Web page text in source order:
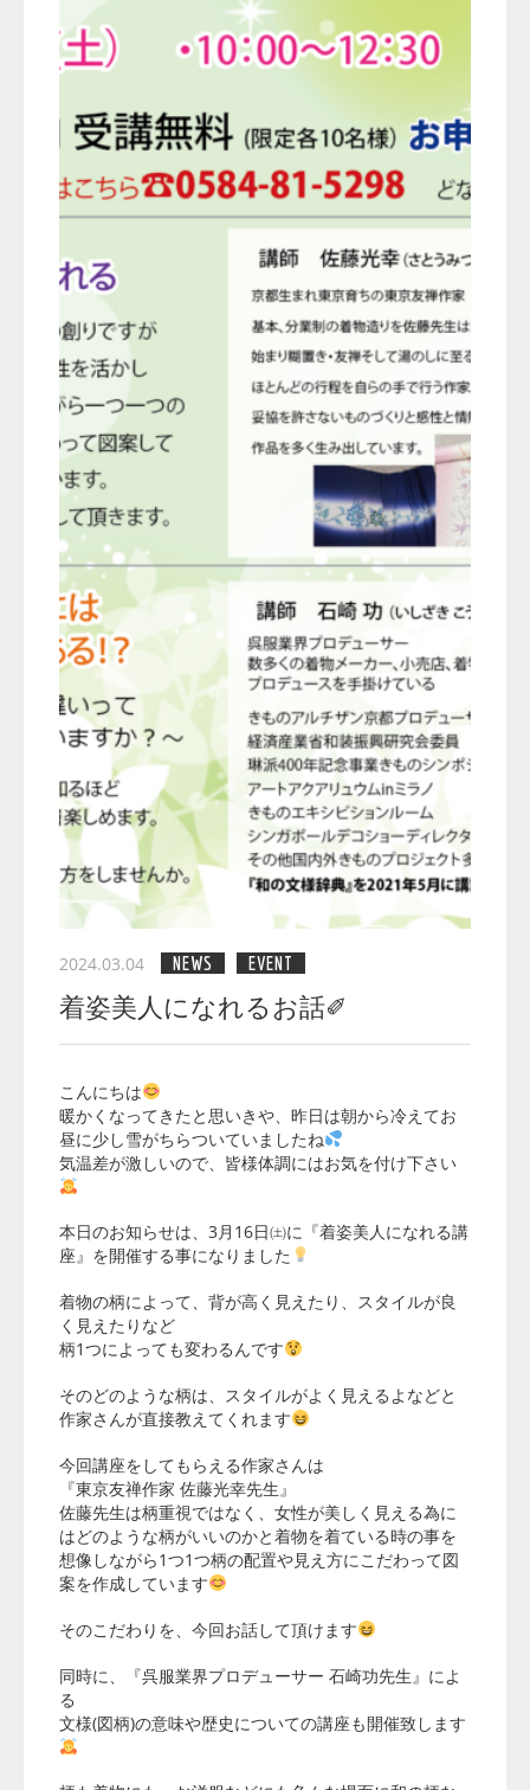
2024.03.04 NEWS EVENT
着姿美人になれるお話✐
こんにちは
暖かくなってきたと思いきや、昨日は朝から冷えてお
昼に少し雪がちらついていましたね
気温差が激しいので、皆様体調にはお気を付け下さい
本日のお知らせは、3月16日㈯に『着姿美人になれる講
座』を開催する事になりました
着物の柄によって、背が高く見えたり、スタイルが良
く見えたりなど
柄1つによっても変わるんです
そのどのような柄は、スタイルがよく見えるよなどと
作家さんが直接教えてくれます
今回講座をしてもらえる作家さんは
『東京友禅作家 佐藤光幸先生』
佐藤先生は柄重視ではなく、女性が美しく見える為に
はどのような柄がいいのかと着物を着ている時の事を
想像しながら1つ1つ柄の配置や見え方にこだわって図
案を作成しています
そのこだわりを、今回お話して頂けます
同時に、『呉服業界プロデューサー 石崎功先生』によ
る
文様(図柄)の意味や歴史についての講座も開催致します